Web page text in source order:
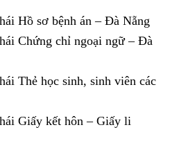
Hồ sơ bệnh án – Đà Nẵng
Chứng chỉ ngoại ngữ – Đà
Thẻ học sinh, sinh viên các
Giấy kết hôn – Giấy li